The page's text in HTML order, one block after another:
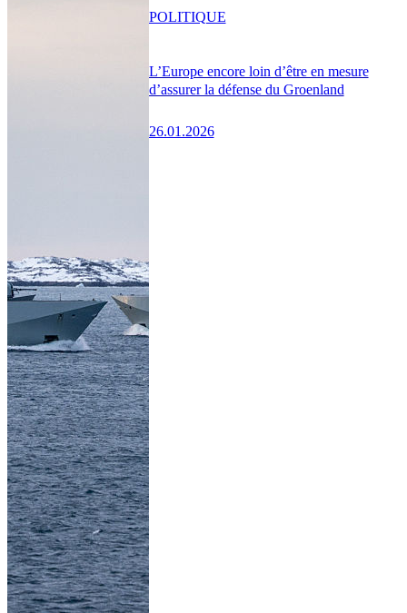
L’Europe encore loin d’être en mesure
d’assurer la défense du Groenland
26.01.2026
POLITIQUE